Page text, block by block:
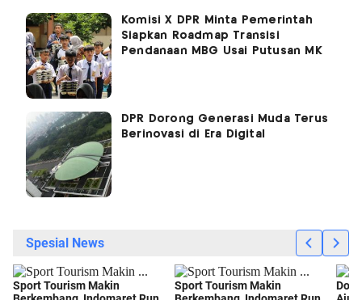
Komisi X DPR Minta Pemerintah
Siapkan Roadmap Transisi
Pendanaan MBG Usai Putusan MK
DPR Dorong Generasi Muda Terus
Berinovasi di Era Digital